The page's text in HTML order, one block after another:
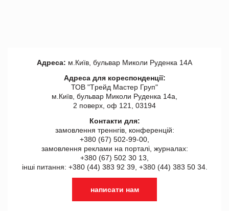
Адреса: м.Київ, бульвар Миколи Руденка 14А
Адреса для кореспонденції:
ТОВ "Tрейд Мастер Груп"
м.Київ, бульвар Миколи Руденка 14а,
2 поверх, оф 121, 03194
Контакти для:
замовлення треннгів, конференцій:
+380 (67) 502-99-00,
замовлення реклами на порталі, журналах:
+380 (67) 502 30 13,
інші питання: +380 (44) 383 92 39, +380 (44) 383 50 34.
написати нам